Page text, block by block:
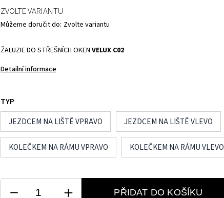
ŽALUZIE DO STŘEŠNÍCH OKENVELUX C02
Detailní informace
TYP
JEZDCEM NA LIŠTĚ VPRAVO
JEZDCEM NA LIŠTĚ VLEVO
KOLEČKEM NA RÁMU VPRAVO KOLEČKEM NA RÁMU VLEVO
ZVOLTE VARIANTU
Můžeme doručit do: Zvolte variantu
PŘIDAT DO KOŠÍKU